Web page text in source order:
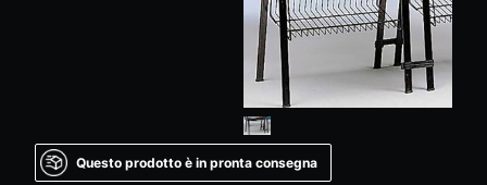
Questo prodotto è in pronta consegna